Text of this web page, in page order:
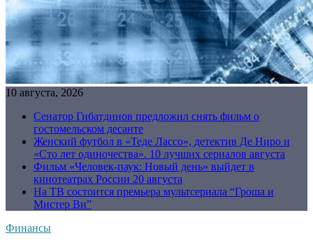
10 августа, 2026
Сенатор Гибатдинов предложил снять фильм о
гостомельском десанте
Женский футбол в «Теде Лассо», детектив Де Ниро и
«Сто лет одиночества». 10 лучших сериалов августа
Фильм «Человек-паук: Новый день» выйдет в
кинотеатрах России 20 августа
На ТВ состоится премьера мультсериала “Гроша и
Мистер Ви”
Финансы